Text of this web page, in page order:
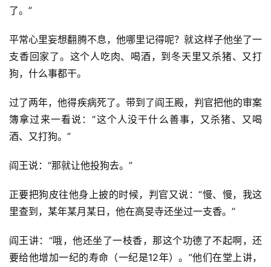
资
了。”
平常心里妄想翻腾不息，他哪里记得呢？就这样子他坐了一
支香回家了。这个人吃肉、喝酒，到冬天里又杀猪、又打
狗，什么事都干。
过了两年，他得疾病死了。带到了阎王殿，判官把他的审案
簿拿过来一看说：“这个人没干什么善事，又杀猪、又喝
酒、又打狗。”
阎王说：“那就让他投狗去。”
正要把狗皮往他身上披的时候，判官又说：“慢、慢，我这
里查到，某年某月某日，他在高旻寺还坐过一支香。”
阎王讲：“哦，他还坐了一枝香，那这个功德了不起啊，还
要给他增加一纪的寿命（一纪是12年）。”他们在堂上讲，